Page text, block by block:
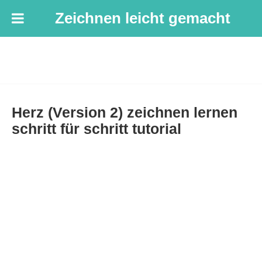
Zeichnen leicht gemacht
Herz (Version 2) zeichnen lernen
schritt für schritt tutorial